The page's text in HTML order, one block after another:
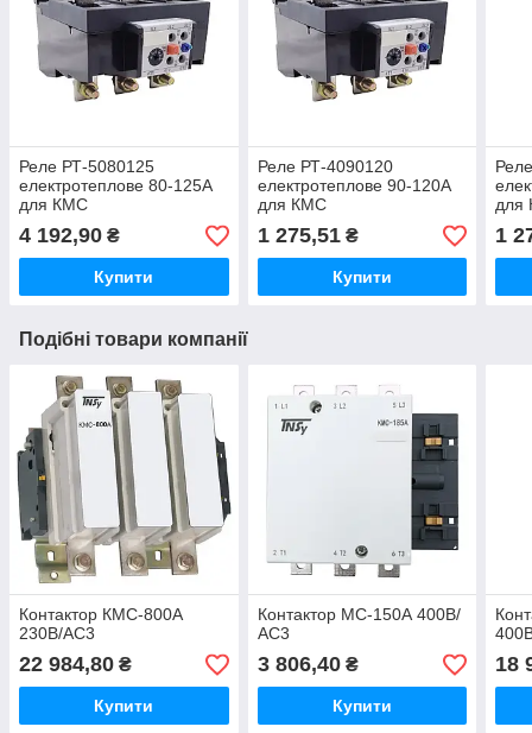
Реле РТ-5080125
електротеплове 80-125А
для КМС
4 192,90 ₴
Купити
Реле РТ-4090120
електротеплове 90-120А
для КМС
1 275,51₴
Купити
для
1
Подібні товари компанії
Контактор КМС-800А
230В/АС3
22 984,80 ₴
Купити
Контактор МС-150А 400В/
АС3
3 806,40₴
Купити
18